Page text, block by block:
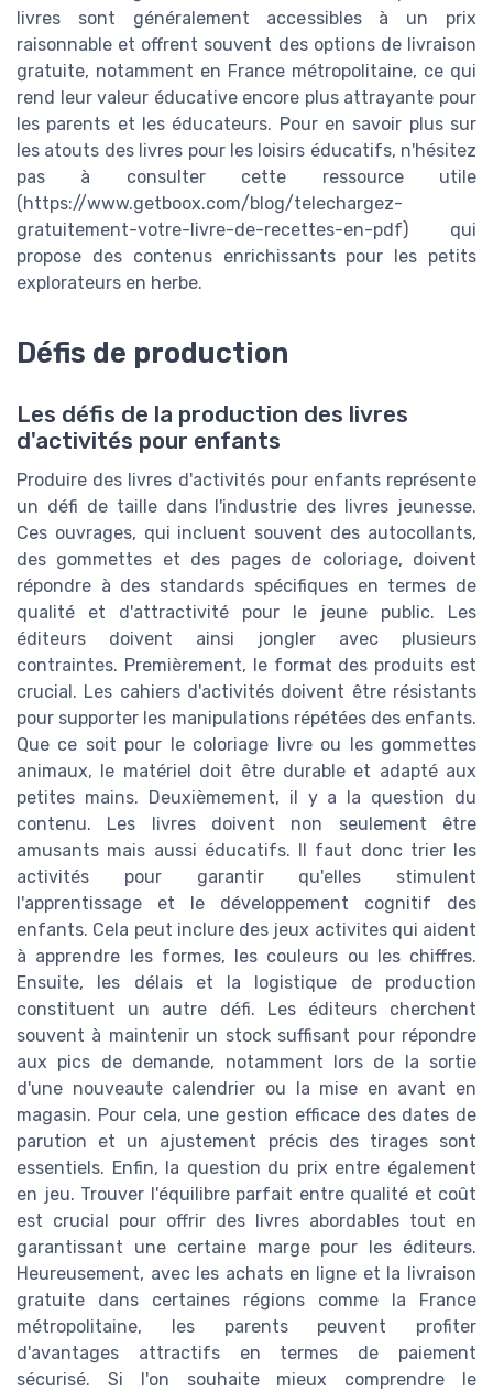
livres sont généralement accessibles à un prix
raisonnable et offrent souvent des options de livraison
gratuite, notamment en France métropolitaine, ce qui
rend leur valeur éducative encore plus attrayante pour
les parents et les éducateurs. Pour en savoir plus sur
les atouts des livres pour les loisirs éducatifs, n'hésitez
pas à consulter cette ressource utile
(https://www.getboox.com/blog/telechargez-
gratuitement-votre-livre-de-recettes-en-pdf) qui
propose des contenus enrichissants pour les petits
explorateurs en herbe.
Défis de production
Les défis de la production des livres
d'activités pour enfants
Produire des livres d'activités pour enfants représente
un défi de taille dans l'industrie des livres jeunesse.
Ces ouvrages, qui incluent souvent des autocollants,
des gommettes et des pages de coloriage, doivent
répondre à des standards spécifiques en termes de
qualité et d'attractivité pour le jeune public. Les
éditeurs doivent ainsi jongler avec plusieurs
contraintes. Premièrement, le format des produits est
crucial. Les cahiers d'activités doivent être résistants
pour supporter les manipulations répétées des enfants.
Que ce soit pour le coloriage livre ou les gommettes
animaux, le matériel doit être durable et adapté aux
petites mains. Deuxièmement, il y a la question du
contenu. Les livres doivent non seulement être
amusants mais aussi éducatifs. Il faut donc trier les
activités pour garantir qu'elles stimulent
l'apprentissage et le développement cognitif des
enfants. Cela peut inclure des jeux activites qui aident
à apprendre les formes, les couleurs ou les chiffres.
Ensuite, les délais et la logistique de production
constituent un autre défi. Les éditeurs cherchent
souvent à maintenir un stock suffisant pour répondre
aux pics de demande, notamment lors de la sortie
d'une nouveaute calendrier ou la mise en avant en
magasin. Pour cela, une gestion efficace des dates de
parution et un ajustement précis des tirages sont
essentiels. Enfin, la question du prix entre également
en jeu. Trouver l'équilibre parfait entre qualité et coût
est crucial pour offrir des livres abordables tout en
garantissant une certaine marge pour les éditeurs.
Heureusement, avec les achats en ligne et la livraison
gratuite dans certaines régions comme la France
métropolitaine, les parents peuvent profiter
d'avantages attractifs en termes de paiement
sécurisé. Si l'on souhaite mieux comprendre le